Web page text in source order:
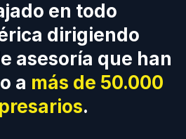
en todo
dirigiendo
asesoría que han
a más de 50.000
.